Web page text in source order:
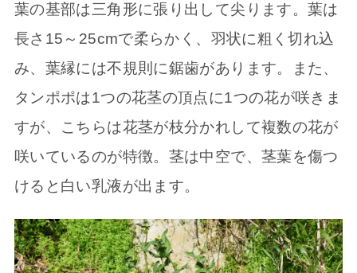
葉の基部は三角形に張り出して尖ります。葉は
長さ15～25cmで柔らかく、羽状に粗く切れ込
み、葉縁には不規則に鋸歯があります。また、
タンポポは1つの花茎の頂点に1つの花が咲きま
すが、こちらは花茎が枝分かれして複数の花が
咲いているのが特徴。茎は中空で、茎葉を傷つ
けると白い乳液が出ます。